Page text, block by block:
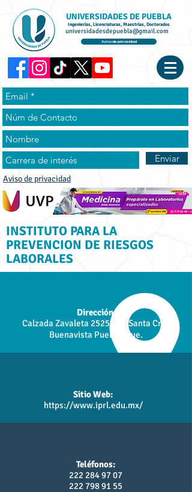
UNIVERSIDADES DE PUEBLA
Ingenierías, Licenciaturas, Maestrías, Doctorados
universidadesdepuebla@gmail.com
Aviso de privacidad
Enviar
Aviso de privacidad
INSTITUTO PARA LA
PREVENCION DE RIESGOS
LABORALES
Dirección:
Calzada Zavaleta 2525 Col. Santa Cruz
Buenavista Puebla, Pue.
Sitio Web:
https://www.iprl.edu.mx/
Teléfonos:
222 284 97 07
222 798 91 55